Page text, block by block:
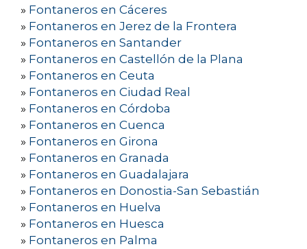
» Fontaneros en Cáceres
» Fontaneros en Jerez de la Frontera
» Fontaneros en Santander
» Fontaneros en Castellón de la Plana
» Fontaneros en Ceuta
» Fontaneros en Ciudad Real
» Fontaneros en Córdoba
» Fontaneros en Cuenca
» Fontaneros en Girona
» Fontaneros en Granada
» Fontaneros en Guadalajara
» Fontaneros en Donostia-San Sebastián
» Fontaneros en Huelva
» Fontaneros en Huesca
» Fontaneros en Palma